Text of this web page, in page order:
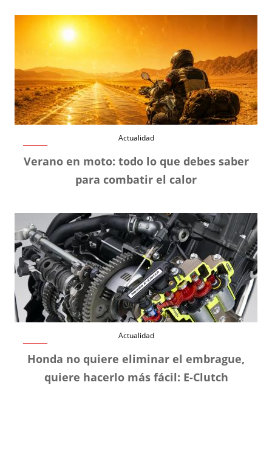
Actualidad
Verano en moto: todo lo que debes saber
para combatir el calor
Actualidad
Honda no quiere eliminar el embrague,
quiere hacerlo más fácil: E-Clutch